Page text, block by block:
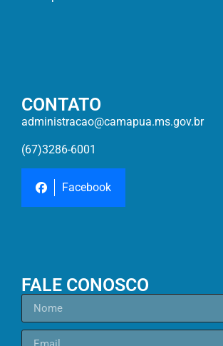
CONTATO
administracao@camapua.ms.gov.br
(67)3286-6001
Facebook
FALE CONOSCO